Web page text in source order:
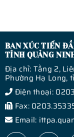
BAN XÚC TIẾN
TỈNH QUẢNG
Địa chỉ: Tầng 2,
Phường Hạ Long,
Điện thoại:
Fax:
Email: